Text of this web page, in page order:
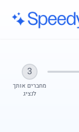
3
מחברים אותך
לנציג